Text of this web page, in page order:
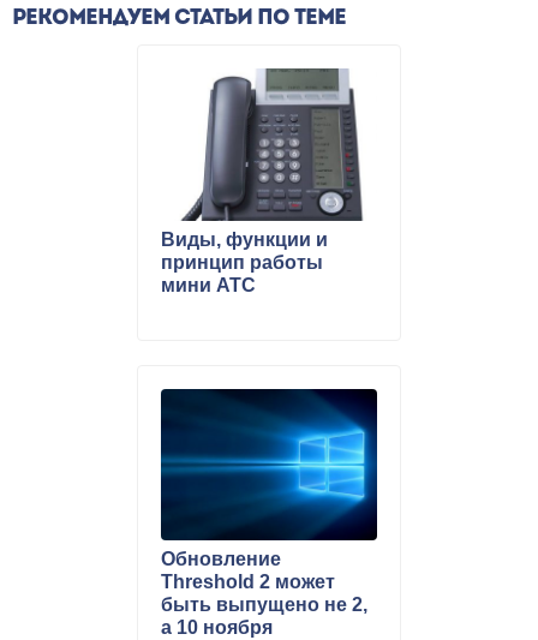
РЕКОМЕНДУЕМ СТАТЬИ ПО ТЕМЕ
Виды, функции и
принцип работы
мини АТС
Обновление
Threshold 2 может
быть выпущено не 2,
а 10 ноября